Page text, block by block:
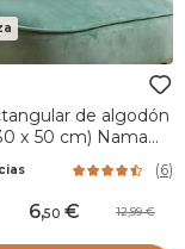
de algodón
x 50 cm) Nama
(6)
6,50 12,99